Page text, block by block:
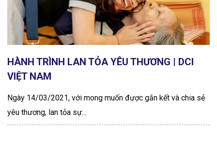
HÀNH TRÌNH LAN TỎA YÊU THƯƠNG | DCI
VIỆT NAM
Ngày 14/03/2021, với mong muốn được gắn kết và chia sẻ
yêu thương, lan tỏa sự...